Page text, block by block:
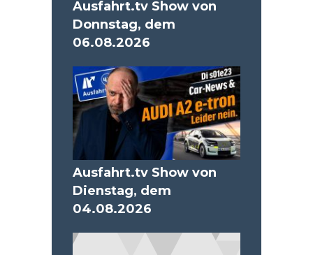
Ausfahrt.tv Show von
Donnstag, dem
06.08.2026
Ausfahrt.tv Show von
Dienstag, dem
04.08.2026